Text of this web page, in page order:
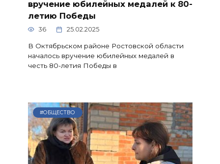
вручение юбилейных медалей к 80-
летию Победы
36 25.02.2025
В Октябрьском районе Ростовской области
началось вручение юбилейных медалей в
честь 80-летия Победы в
#ОБЩЕСТВО